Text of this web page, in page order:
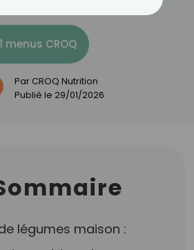
menus CROQ
Par CROQ Nutrition
Publié le 29/01/2026
légumes maison :